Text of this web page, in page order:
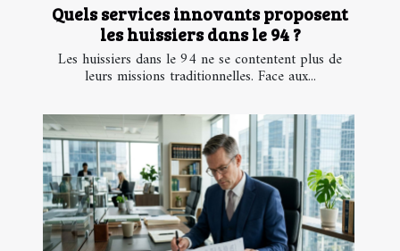
Quels services innovants proposent
les huissiers dans le 94 ?
Les huissiers dans le 94 ne se contentent plus de
leurs missions traditionnelles. Face aux...